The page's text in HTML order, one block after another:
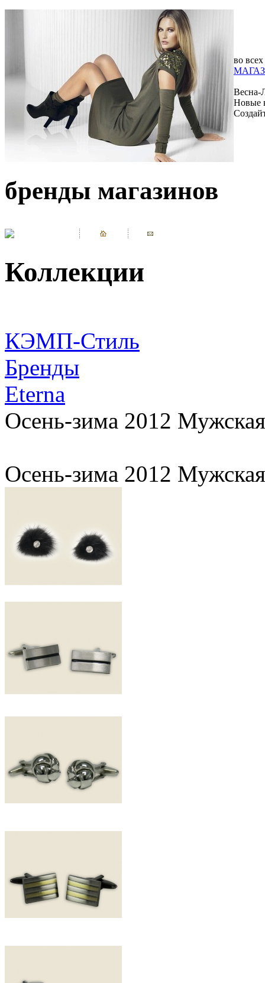
во всех
Весна-
Новые
бренды магазинов
Коллекции
КЭМП-Стиль
Бренды
Eterna
Осень-зима 2012
Осень-зима 2012